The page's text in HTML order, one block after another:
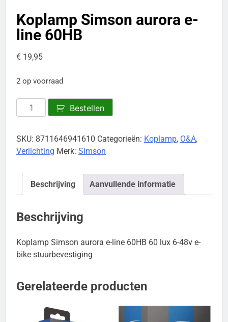
Koplamp Simson aurora e-
line 60HB
€ 19,95
2 op voorraad
Koplamp
Simson
e-
line
aantal
Bestellen
SKU: 8711646941610 Categorieën: Koplamp, O&A,
Verlichting Merk: Simson
Beschrijving Aanvullende informatie
Beschrijving
Koplamp Simson aurora e-line 60HB 60 lux 6-48v e-
bike stuurbevestiging
Gerelateerde producten